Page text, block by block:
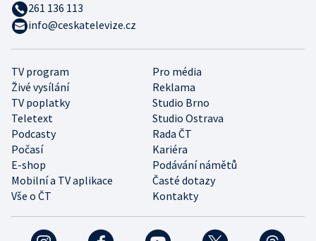
TV program
Pro média
Živé vysílání
Reklama
TV poplatky
Studio Brno
Teletext
Studio Ostrava
Podcasty
Rada ČT
Počasí
Kariéra
E-shop
Podávání námětů
Mobilní a TV aplikace
Časté dotazy
Vše o ČT
Kontakty
261 136 113
info@ceskatelevize.cz